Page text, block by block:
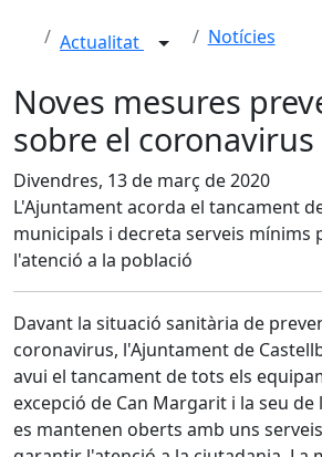
Actualitat Notícies
Noves mesures
sobre el coronavirus
Divendres, 13 de març de 2020
L'Ajuntament acorda el tancament
municipals i decreta serveis mínims
l'atenció a la població
Davant la situació sanitària de
coronavirus, l'Ajuntament de
avui el tancament de tots els
excepció de Can Margarit i la seu
es mantenen oberts amb uns